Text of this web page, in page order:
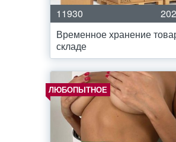
11930
Временное хранение
складе
ЛЮБОПЫТНОЕ